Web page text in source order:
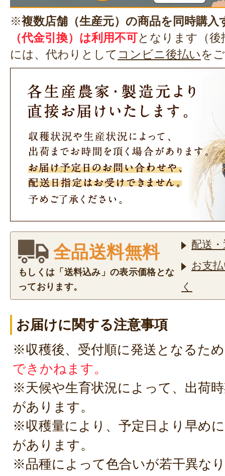
※複数店舗（生産元）の商品を同時購入
（代金引換）は利用不可 となります（
には、代わりとして コンビニ後払いを
全品送料無料
もしくは「送料込み」の表示価格とな
っております。
配送
お支
く
お届けに関する注意事項
※収穫後、受付順に発送となるため
できかねます。
※天候や生育状況によって、出荷
があります。
※収穫量により、予定日より早め
があります。
※品種によって色合いが若干異な